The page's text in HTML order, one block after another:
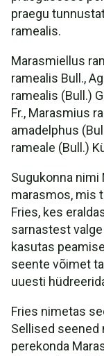
praegu
ramealis.
Marasmiellus
ramealis Bull.,
ramealis (Bull.)
Fr., Marasmius
amadelphus
rameale (Bull.)
Sugukonna
marasmos, mis
Fries, kes
sarnastest
kasutas
seente võimet
uuesti
Fries nimetas
Sellised seened
perekonda